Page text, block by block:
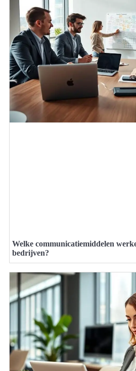
Welke communicatiemiddelen
bedrijven?